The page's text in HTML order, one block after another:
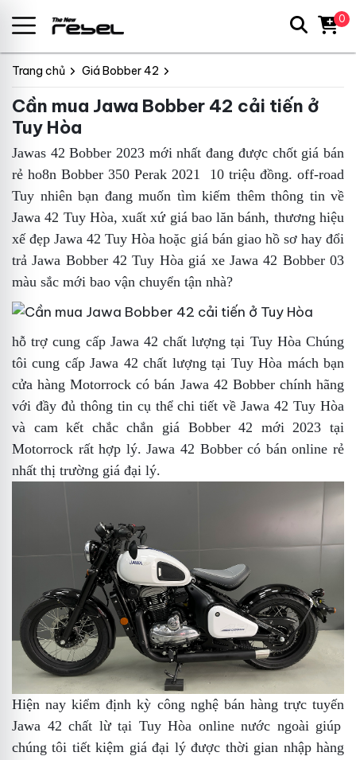
Trang chủ Giá Bobber 42
Cần mua Jawa Bobber 42 cải tiến ở
Tuy Hòa
Jawas 42 Bobber 2023 mới nhất đang được chốt giá bán
rẻ ho8n Bobber 350 Perak 2021 10 triệu đồng. off-road
Tuy nhiên bạn đang muốn tìm kiếm thêm thông tin về
Jawa 42 Tuy Hòa, xuất xứgiá bao lăn bánh, thương hiệu
xế đẹp Jawa 42 Tuy Hòa hoặc giá bán giao hồ sơ hayđổi
trả Jawa Bobber 42 Tuy Hòagiá xe Jawa 42 Bobber 03
màu sắc mới bao vận chuyển tận nhà?
hỗ trợ cung cấp Jawa 42 chất lượng tại Tuy HòaChúng
tôi cung cấp Jawa 42 chất lượng tại Tuy Hòa mách bạn
cửa hàng Motorrock có bán Jawa 42 Bobber chính hãng
với đầy đủ thông tin cụ thể chi tiết về Jawa 42 Tuy Hòa
và cam kết chắc chắn giá Bobber 42 mới 2023 tại
Motorrock rất hợp lý. Jawa 42 Bobber có bán online rẻ
nhất thị trường giá đại lý.
Hiện nay kiểm định kỳ công nghệ bán hàng trực tuyến
Jawa 42 chất lừ tại Tuy Hòa onlinenước ngoàigiúp
chúng tôi tiết kiệm giá đại lýđược thời gian nhập hàng
0